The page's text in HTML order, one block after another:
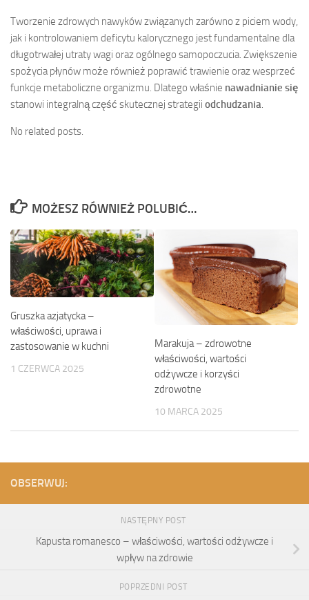
Tworzenie zdrowych nawyków związanych zarówno z piciem wody,
jak i kontrolowaniem deficytu kalorycznego jest fundamentalne dla
długotrwałej utraty wagi oraz ogólnego samopoczucia. Zwiększenie
spożycia płynów może również poprawić trawienie oraz wesprzeć
funkcje metaboliczne organizmu. Dlatego właśnie nawadnianie się
stanowi integralną część skutecznej strategii odchudzania
No related posts.
MOŻESZ RÓWNIEŻ POLUBIĆ…
Gruszka azjatycka –
właściwości, uprawa i
zastosowanie w kuchni
1 CZERWCA 2025
Marakuja – zdrowotne
właściwości, wartości
odżywcze i korzyści
zdrowotne
10 MARCA 2025
OBSERWUJ:
NASTĘPNY POST
Kapusta romanesco – właściwości, wartości odżywcze i
wpływ na zdrowie
POPRZEDNI POST